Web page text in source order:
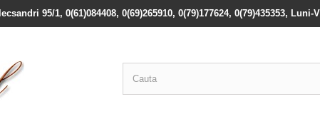
95/1, 0(61)084408, 0(69)265910, 0(79)177624, 0(79)435353, Luni-